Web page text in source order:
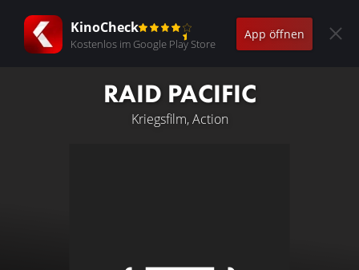
KinoCheck
Kostenlos im Google Play Store
App öffnen
RAID PACIFIC
Kriegsfilm, Action